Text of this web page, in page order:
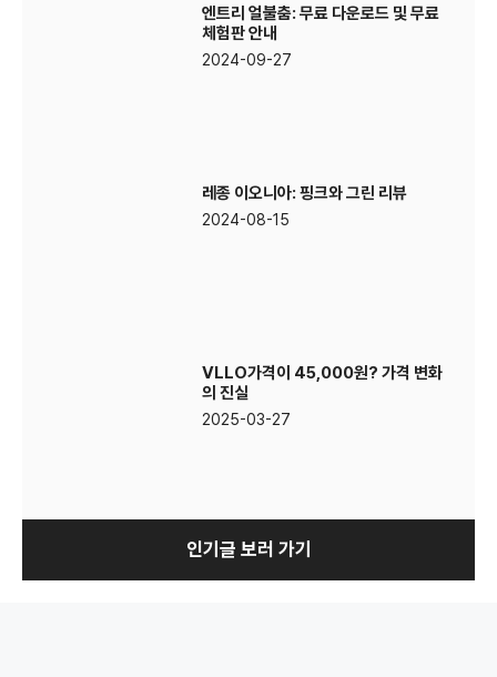
엔트리 얼불춤: 무료 다운로드 및 무료
체험판 안내
2024-09-27
레종 이오니아: 핑크와 그린 리뷰
2024-08-15
VLLO가격이 45,000원? 가격 변화
의 진실
2025-03-27
인기글 보러 가기